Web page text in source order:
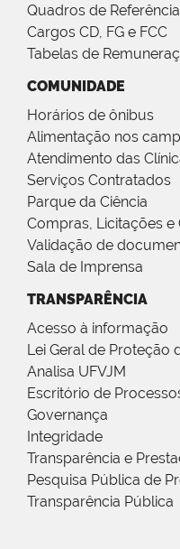
Quadros de Referência
Cargos CD, FG e FCC
Tabelas de
COMUNIDADE
Horários de ônibus
Alimentação nos
Atendimento das
Serviços Contratados
Parque da Ciência
Compras, Licitações e
Validação de
Sala de Imprensa
TRANSPARÊNCIA
Acesso à informação
Lei Geral de Proteção
Analisa UFVJM
Escritório de
Governança
Integridade
Transparência e
Pesquisa Pública de
Transparência Pública